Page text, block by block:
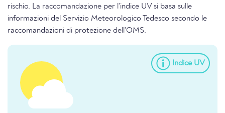
rischio. La raccomandazione per l'indice UV si basa sulle
informazioni del Servizio Meteorologico Tedesco secondo le
raccomandazioni di protezione dell'OMS.
Indice UV